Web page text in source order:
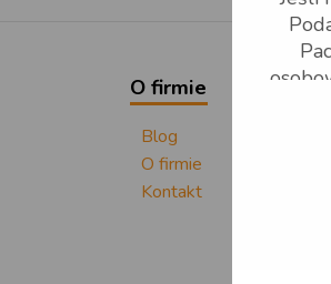
O firmie
Blog
O firmie
Kontakt